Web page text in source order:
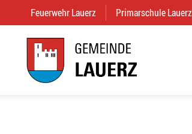
Feuerwehr Lauerz (External Link)
Primarschule Lauerz